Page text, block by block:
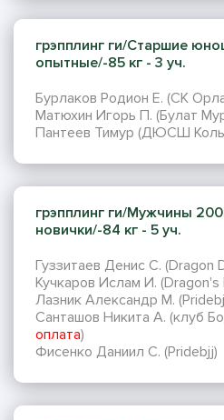
грэпплинг ги/Старшие
опытные/-85 кг - 3 уч.
Бурлаков Родион Е. (СК
Матюхин Игорь П. (Булат
Пантеев Тимур (ДЮСШ
грэпплинг ги/Мужчины
новички/-84 кг - 5 уч.
Гуззитаев Денис С. (Dragon
Кучкаров Ислам И. (Dragon's
Лазник Александр М.
Санташов Никита А. (клуб
оплата)
Фисенко Даниил С. (Pridebjj)